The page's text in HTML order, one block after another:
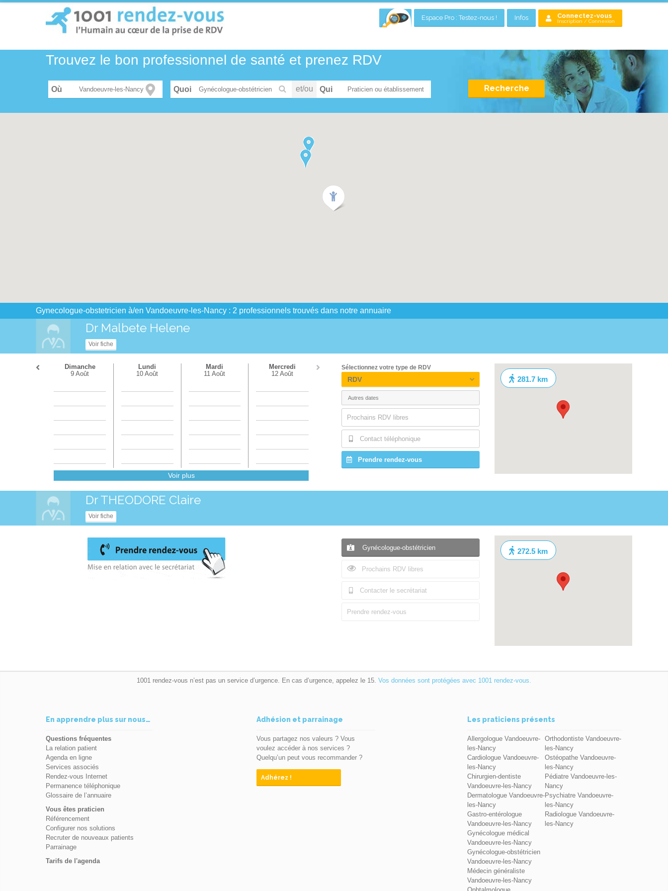
Espace Pro : Testez-nous ! Infos Connectez-vous
Inscription / Connexion
Trouvez le bon professionnel de santé et prenez RDV
Où Gynécologue-obstétricien et/ou Qui Recherche
Gynecologue-obstetricien à/en Vandoeuvre-les-Nancy : 2 professionnels trouvés dans notre annuaire
Dr Malbete Helene
Voir fiche
Dimanche
9 Août
Lundi
10 Août
Mardi
11 Août
Mercredi
12 Août
Voir plus
Sélectionnez votre type de RDV
RDV
Prochains RDV libres
Contact téléphonique
Prendre rendez-vous
281.7 km
Dr THEODORE Claire
Voir fiche
Gynécologue-obstétricien
Prochains RDV libres
Contacter le secrétariat
Prendre rendez-vous
272.5 km
1001 rendez-vous n’est pas un service d’urgence. En cas d’urgence, appelez le 15. Vos données sont protégées avec 1001 rendez-vous.
En apprendre plus sur nous…
Questions fréquentes
La relation patient
Agenda en ligne
Services associés
Rendez-vous Internet
Permanence téléphonique
Glossaire de l’annuaire
Vous êtes praticien
Référencement
Configurer nos solutions
Recruter de nouveaux patients
Parrainage
Tarifs de l'agenda
Adhésion et parrainage
Vous partagez nos valeurs ? Vous
voulez accéder à nos services ?
Quelqu’un peut vous recommander ?
Adhérez !
Les praticiens présents
Allergologue Vandoeuvre-
les-Nancy
Cardiologue Vandoeuvre-
les-Nancy
Chirurgien-dentiste
Vandoeuvre-les-Nancy
Dermatologue Vandoeuvre-
les-Nancy
Gastro-entérologue
Vandoeuvre-les-Nancy
Gynécologue médical
Vandoeuvre-les-Nancy
Gynécologue-obstétricien
Vandoeuvre-les-Nancy
Médecin généraliste
Vandoeuvre-les-Nancy
Orthodontiste Vandoeuvre-
les-Nancy
Ostéopathe Vandoeuvre-
les-Nancy
Pédiatre Vandoeuvre-les-
Nancy
Psychiatre Vandoeuvre-
les-Nancy
Radiologue Vandoeuvre-
les-Nancy